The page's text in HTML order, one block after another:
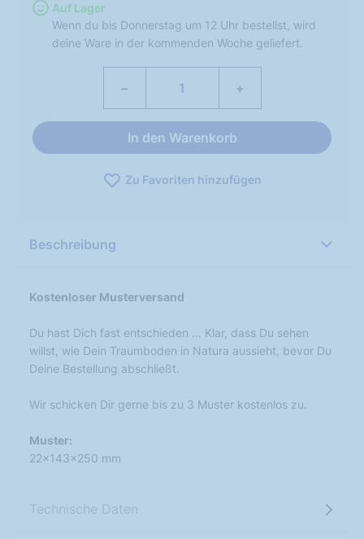
Auf Lager
Wenn du bis Donnerstag um 12 Uhr bestellst, wird
deine Ware in der kommenden Woche geliefert.
− +
In den Warenkorb
Zu Favoriten hinzufügen
Beschreibung
Kostenloser Musterversand
Du hast Dich fast entschieden … Klar, dass Du sehen
willst, wie Dein Traumboden in Natura aussieht, bevor Du
Deine Bestellung abschließt.
Wir schicken Dir gerne bis zu 3 Muster kostenlos zu.
Muster:
22x143x250 mm
Technische Daten